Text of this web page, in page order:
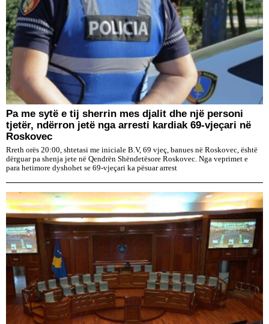
Pa me sytë e tij sherrin mes djalit dhe një personi
tjetër, ndërron jetë nga arresti kardiak 69-vjeçari në
Roskovec
Rreth orës 20:00, shtetasi me iniciale B.V, 69 vjeç, banues në Roskovec, është
dërguar pa shenja jete në Qendrën Shëndetësore Roskovec. Nga veprimet e
para hetimore dyshohet se 69-vjeçari ka pësuar arrest